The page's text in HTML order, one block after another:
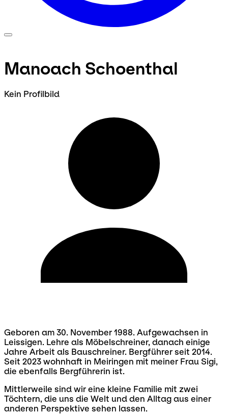
Manoach Schoenthal
Kein Profilbild
Geboren am 30. November 1988. Aufgewachsen in
Leissigen. Lehre als Möbelschreiner, danach einige
Jahre Arbeit als Bauschreiner. Bergführer seit 2014.
Seit 2023 wohnhaft in Meiringen mit meiner Frau Sigi,
die ebenfalls Bergführerin ist.
Mittlerweile sind wir eine kleine Familie mit zwei
Töchtern, die uns die Welt und den Alltag aus einer
anderen Perspektive sehen lassen.